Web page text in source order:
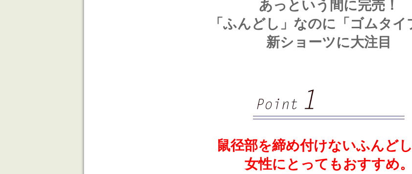
あっという間に完売！
「ふんどし」なのに「ゴムタイ
新ショーツに大注目
鼠径部を締め付けないふんどし
女性にとってもおすすめ。